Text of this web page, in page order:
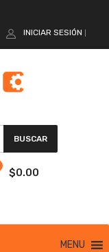
INICIAR SESIÓN
BUSCAR
$0.00
MENU